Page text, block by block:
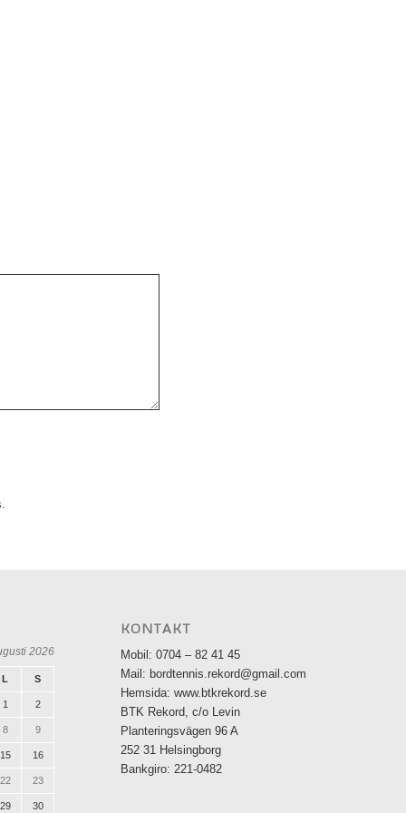
2026
L S
1 2
8 9
15 16
22 23
29 30
KONTAKT
Mobil: 0704 – 82 41 45
Mail: bordtennis.rekord@gmail.com
Hemsida: www.btkrekord.se
BTK Rekord, c/o Levin
Planteringsvägen 96 A
252 31 Helsingborg
Bankgiro: 221-0482